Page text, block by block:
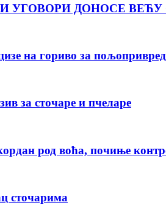
УГОВОРИ ДОНОСЕ
на гориво за
за сточаре и пчеларе
род воћа, почиње
сточарима